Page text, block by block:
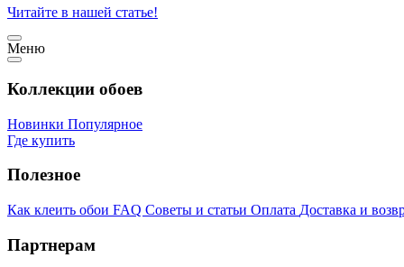
Читайте в нашей статье!
Меню
Коллекции обоев
Новинки Популярное
Где купить
Полезное
Как клеить обои FAQ Советы и статьи Оплата Доставка и
Партнерам